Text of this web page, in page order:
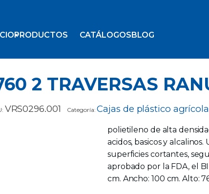
PRODUCTOS CATÁLOGOSBLOG
2 TRAVERSAS
VRS0296.001 Categoría:Cajas de plástico agrícola
polietileno de alta
acidos, basicos y alcalinos.
superficies cortantes,
aprobado por la FDA, el
cm. Ancho: 100 cm. Alto: